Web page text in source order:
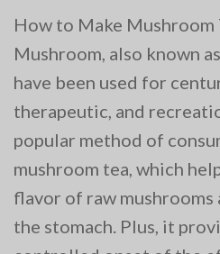
How to Make
Mushroom, also known
have been used for
therapeutic, and
popular method of
mushroom tea, which
flavor of raw mushrooms
the stomach. Plus, it